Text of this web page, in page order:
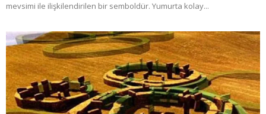
mevsimi ile ilişkilendirilen bir semboldür. Yumurta kolay...